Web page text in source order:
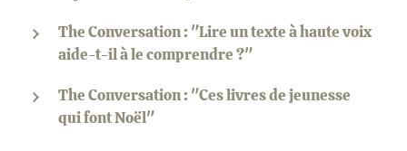
The Conversation : "Lire un texte à haute voix
aide-t-il à le comprendre ?"
The Conversation : "Ces livres de jeunesse
qui font Noël"